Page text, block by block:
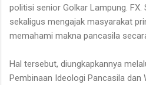
politisi senior Golkar Lampung.
sekaligus mengajak masyarakat
memahami makna pancasila
Hal tersebut, diungkapkannya
Pembinaan Ideologi Pancasila dan